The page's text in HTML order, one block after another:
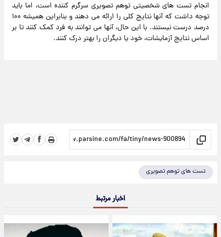
انجام تست های شخصیتی توهم تصویری سرگرم کننده است، اما باید
توجه داشت که آنها نتایج کلی را ارائه می دهند و بنابراین همیشه ۱۰۰
درصد درست نیستند. با این حال، آنها می توانند به فرد کمک کنند تا بر
اساس نتایج آزمایشات، خود یا دیگران را بهتر درک کنند.
تست های توهم تصویری
اخبار مرتبط